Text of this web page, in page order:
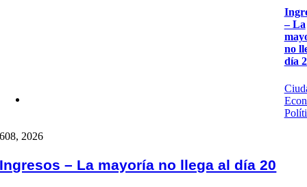
– La
no
día
608, 2026
Ingresos – La mayoría no llega al día 20